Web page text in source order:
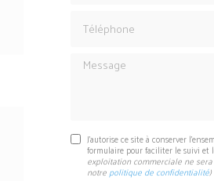
Message
J'autorise ce site à conserver
formulaire pour faciliter le suivi et
exploitation commerciale ne
notre politique de confidentialité)